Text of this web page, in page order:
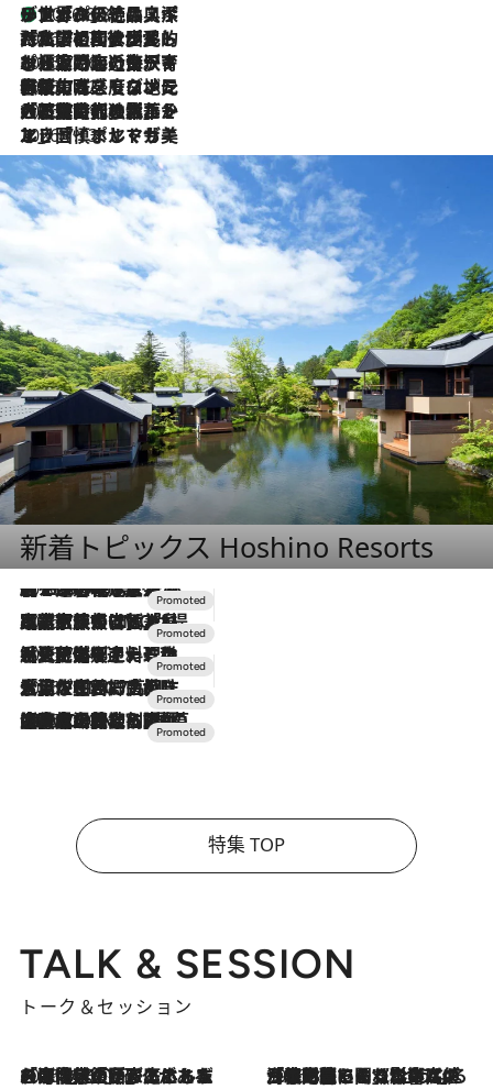
2026.8.8
リスボンの絶品スイーツ「パステル・デ・ナタ」とは？ポルトガル伝統の奥深い世界へ
2026.7.27
「私の祖国はポルトガル語です」国民的詩人フェルナンド・ペソアと、彼が愛した文学の街を歩く
2026.7.26
ポルトガル近海が育む極上の海の幸。キリリと冷えた白ワインと愉しむ、シーフード専門店の贅沢
2026.7.22
伝統の味をモダンに昇華。高感度な地元客が集う、リスボンの最旬ガストロノミー
2026.7.21
大航海時代の栄華から、震災、独裁、そして革命へ。ポルトガル・首都リスボンの石畳に刻まれた「歴史の光と影」
2026.7.13
エッセイ・ヤマザキマリ「慎ましくも美しき国 ポルトガル」
新着トピックス Hoshino Resorts
2026.8.7
【トンボの足水浴】ヒノキの香りに包まれて涼感マックス！約13℃の湧水かけ流しを避暑地「星野温泉 トンボの湯」で体験
2026.7.31
【ホテル帰省】という選択肢をOMOが提案。家族とほどよい距離を保つには「昼は実家、夜は気兼ねなくホテルで！」
2026.7.24
【夏限定ディナーコース】旬を迎える稚鮎や花ズッキーニなどをイタリア・トスカーナの郷土料理の手法で満喫！
2026.7.17
「土佐和ハーブかき氷」がOMO7高知に登場！生姜、山椒、大葉など目にも舌にも涼を呼ぶ郷土の味
2026.7.10
NEW OPEN！【界 草津】名湯の地に誕生。趣の異なる2種の温泉と上州ならではの会席・蕎麦割烹など美食を味わう究極の癒やし旅
特集 TOP
TALK & SESSION
トーク＆セッション
2026.8.3
「今後値上げがあるとすれば…」「リスクがあるのは今年の冬」エネルギー専門家が語る、ホルムズ海峡封鎖が家庭にもたらす“ある心配” 2026.8.3
「住宅建てられない…」「サーチャージ料の高値が続いている」ホルムズ海峡封鎖による影響はいつまで続く？《エネルギー専門家に聞く“どうなる日本の暮らし”》